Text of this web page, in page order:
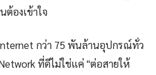
ต้องเข้าใจ
กว่า 75 พันล้านอุปกรณ์ทั่ว
ที่ดีไม่ใช่แค่ "ต่อสายให้